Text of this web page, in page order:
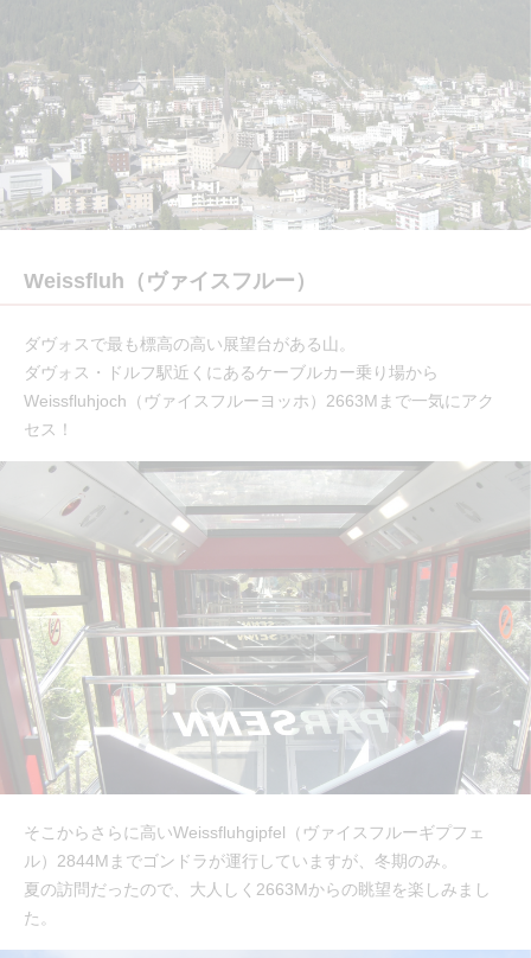
Weissfluh（ヴァイスフルー）
ダヴォスで最も標高の高い展望台がある山。
ダヴォス・ドルフ駅近くにあるケーブルカー乗り場から
Weissfluhjoch（ヴァイスフルーヨッホ）2663Mまで一気にアク
セス！
そこからさらに高いWeissfluhgipfel（ヴァイスフルーギプフェ
ル）2844Mまでゴンドラが運行していますが、冬期のみ。
夏の訪問だったので、大人しく2663Mからの眺望を楽しみまし
た。